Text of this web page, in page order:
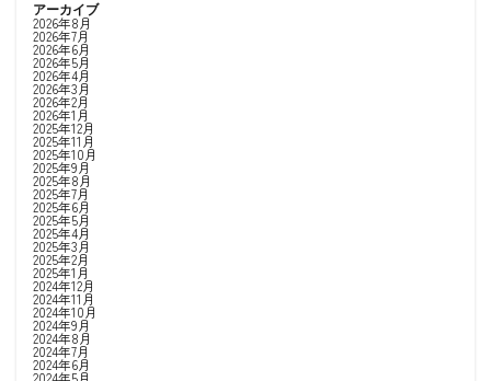
アーカイブ
2026年8月
2026年7月
2026年6月
2026年5月
2026年4月
2026年3月
2026年2月
2026年1月
2025年12月
2025年11月
2025年10月
2025年9月
2025年8月
2025年7月
2025年6月
2025年5月
2025年4月
2025年3月
2025年2月
2025年1月
2024年12月
2024年11月
2024年10月
2024年9月
2024年8月
2024年7月
2024年6月